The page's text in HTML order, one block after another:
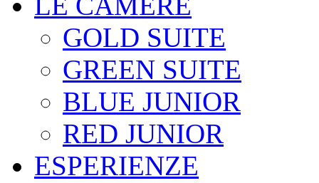
GOLD SUITE
GREEN SUITE
BLUE JUNIOR
RED JUNIOR
ESPERIENZE